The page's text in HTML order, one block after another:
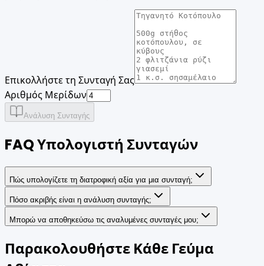
Επικολλήστε τη Συνταγή Σας
Αριθμός Μερίδων
Ανάλυση Συνταγής
FAQ Υπολογιστή Συνταγών
Πώς υπολογίζετε τη διατροφική αξία για μια συνταγή;
Πόσο ακριβής είναι η ανάλυση συνταγής;
Μπορώ να αποθηκεύσω τις αναλυμένες συνταγές μου;
Παρακολουθήστε Κάθε Γεύμα